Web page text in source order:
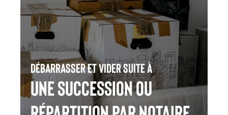
Débarrasser et vider suite à
une Succession ou